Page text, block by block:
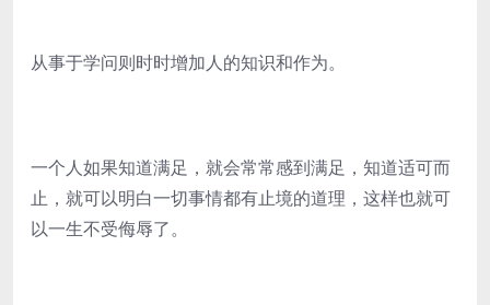
从事于学问则时时增加人的知识和作为。
一个人如果知道满足，就会常常感到满足，知道适可而
止，就可以明白一切事情都有止境的道理，这样也就可
以一生不受侮辱了。